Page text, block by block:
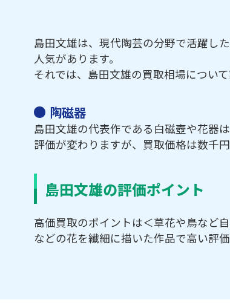
島田文雄は、現代陶芸の分野で活躍し
人気があります。
それでは、島田文雄の買取相場につい
陶磁器
島田文雄の代表作である白磁壺や花器
評価が変わりますが、買取価格は数千
島田文雄の評価ポイント
高価買取のポイントは＜草花や鳥など
などの花を繊細に描いた作品で高い評